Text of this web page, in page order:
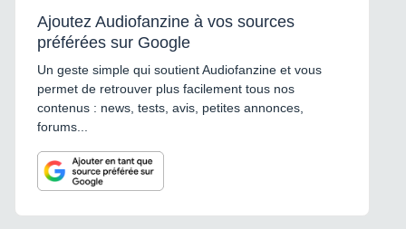
Ajoutez Audiofanzine à vos sources
préférées sur Google
Un geste simple qui soutient Audiofanzine et vous
permet de retrouver plus facilement tous nos
contenus : news, tests, avis, petites annonces,
forums...